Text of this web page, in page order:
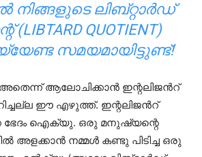
നിങ്ങളുടെ ലിബ്റ്റാർഡ്
QUOTIENT)
സമയമായിട്ടുണ്ട്!
ആലോചിക്കാൻ ഇന്റലിജൻറ്
ഈ എഴുത്ത്. ഇന്റലിജൻറ്
ഭേദം ഐക്യു. ഒരു മനുഷ്യന്റെ
അളക്കാൻ നമ്മൾ കണ്ടു പിടിച്ച ഒരു